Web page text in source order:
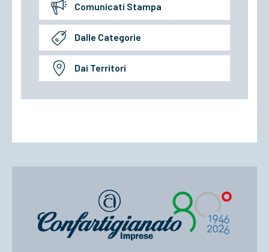
Comunicati Stampa
Dalle Categorie
Dai Territori